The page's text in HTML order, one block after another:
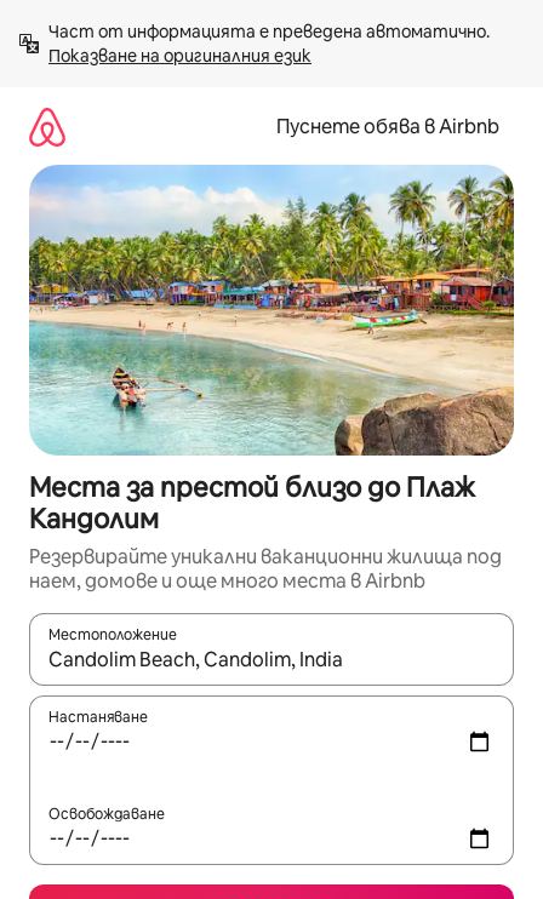
към
съдържанието
Показване на оригиналния език
Пуснете обява в Airbnb
Места за престой близо до Плаж
Кандолим
Резервирайте уникални ваканционни жилища под
наем, домове и още много места в Airbnb
Местоположение
Когато резултатите се покажат, използвайте
Настаняване
Освобождаване